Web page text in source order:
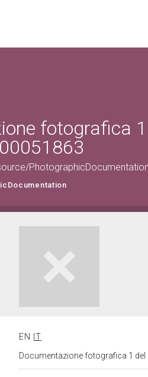
fotografica
EN
IT
Documentazione fotografica 1